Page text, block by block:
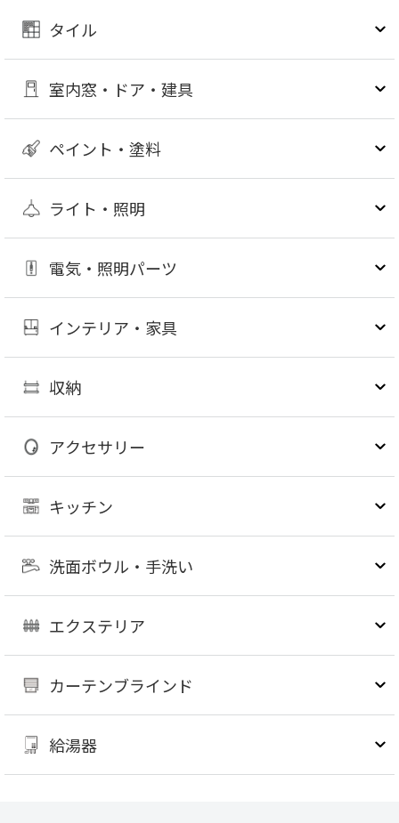
タイル
室内窓・ドア・建具
ペイント・塗料
ライト・照明
電気・照明パーツ
インテリア・家具
収納
アクセサリー
キッチン
洗面ボウル・手洗い
エクステリア
カーテンブラインド
給湯器